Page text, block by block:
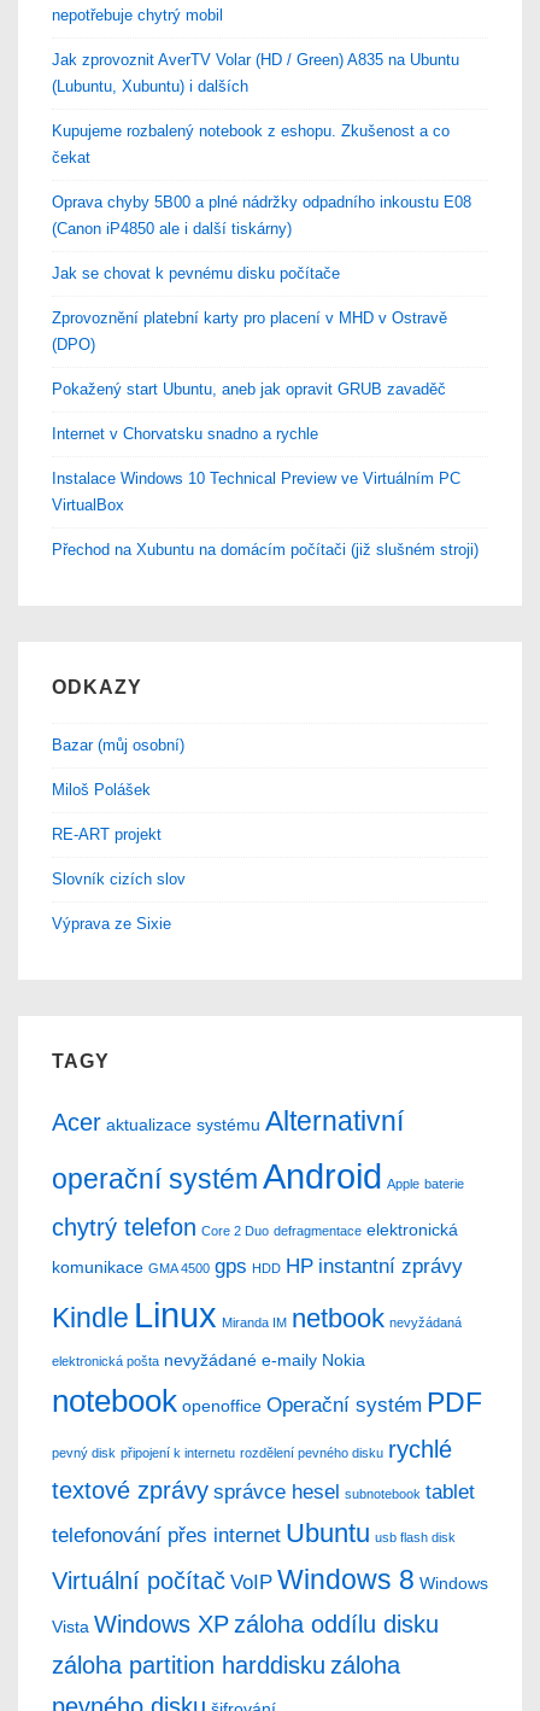
nepotřebuje chytrý mobil
Jak zprovoznit AverTV Volar (HD / Green) A835 na Ubuntu
(Lubuntu, Xubuntu) i dalších
Kupujeme rozbalený notebook z eshopu. Zkušenost a co
čekat
Oprava chyby 5B00 a plné nádržky odpadního inkoustu E08
(Canon iP4850 ale i další tiskárny)
Jak se chovat k pevnému disku počítače
Zprovoznění platební karty pro placení v MHD v Ostravě
(DPO)
Pokažený start Ubuntu, aneb jak opravit GRUB zavaděč
Internet v Chorvatsku snadno a rychle
Instalace Windows 10 Technical Preview ve Virtuálním PC
VirtualBox
Přechod na Xubuntu na domácím počítači (již slušném stroji)
ODKAZY
Bazar (můj osobní)
Miloš Polášek
RE-ART projekt
Slovník cizích slov
Výprava ze Sixie
TAGY
Acer aktualizace systému Alternativní
operační systémAndroid Apple baterie
chytrý telefon Core 2 Duo defragmentace elektronická
komunikace GMA 4500 gps HDD HP instantní zprávy
Kindle Linux Miranda IM netbook nevyžádaná
elektronická pošta nevyžádané e-maily Nokia
notebook openoffice Operační systém PDF
pevný disk připojení k internetu rozdělení pevného disku rychlé
textové zprávy správce hesel subnotebook tablet
telefonování přes internet Ubuntu usb flash disk
Virtuální počítač VoIP Windows 8 Windows
Vista Windows XP záloha oddílu disku
záloha partition harddisku záloha